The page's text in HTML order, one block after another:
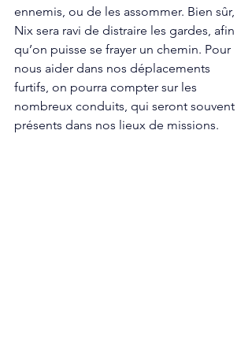
ennemis, ou de les assommer. Bien sûr,
Nix sera ravi de distraire les gardes, afin
qu’on puisse se frayer un chemin. Pour
nous aider dans nos déplacements
furtifs, on pourra compter sur les
nombreux conduits, qui seront souvent
présents dans nos lieux de missions.